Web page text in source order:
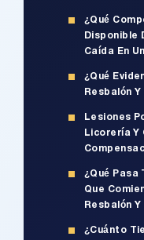
¿Qué
Disponible
Caída En
¿Qué
Resbalón
Lesiones
Licorería Y
¿Qué Pasa
Que
Resbalón
¿Cuánto